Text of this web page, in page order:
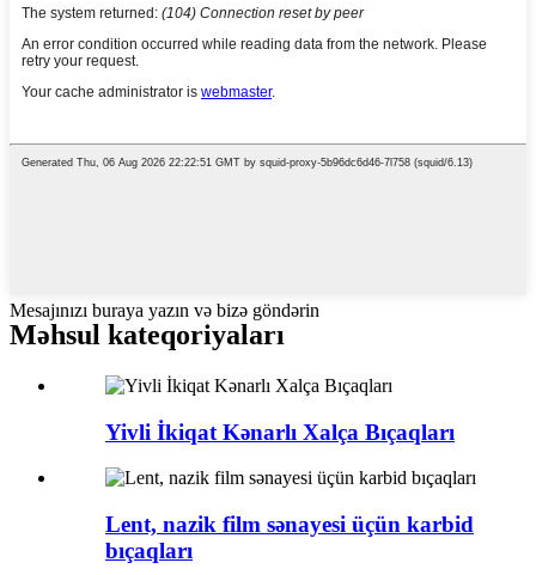
Mesajınızı buraya yazın və bizə göndərin
Məhsul kateqoriyaları
Yivli İkiqat Kənarlı Xalça Bıçaqları
Lent, nazik film sənayesi üçün karbid
bıçaqları